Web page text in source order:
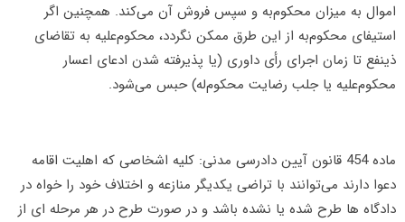
اموال به میزان محکوم‌به و سپس فروش آن می‌کند. همچنین اگر
استیفای محکوم‌به از این طرق ممکن نگردد، محکوم‌علیه به تقاضای
ذینفع تا زمان اجرای رأی داوری (یا پذیرفته شدن ادعای اعسار
محکوم‌علیه یا جلب رضایت محکوم‌له) حبس می‌شود.
‌ماده 454 قانون آیین دادرسی مدنی: کلیه اشخاصی که اهلیت اقامه
دعوا دارند می‌توانند با تراضی یکدیگر منازعه و اختلاف خود را خواه در
دادگاه ها طرح شده یا نشده‌ باشد و در صورت طرح در هر مرحله ‌ای از